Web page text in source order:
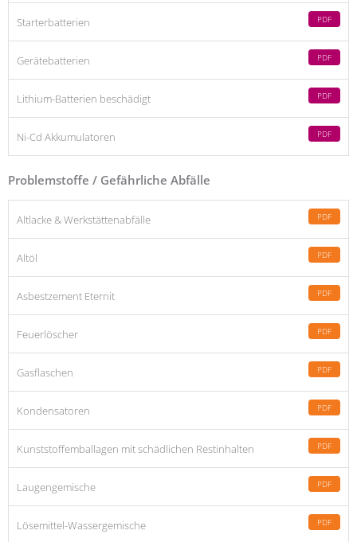
Starterbatterien PDF
Gerätebatterien PDF
Lithium-Batterien beschädigt PDF
Ni-Cd Akkumulatoren PDF
Problemstoffe / Gefährliche Abfälle
Altlacke & Werkstättenabfälle PDF
Altöl PDF
Asbestzement Eternit PDF
Feuerlöscher PDF
Gasflaschen PDF
Kondensatoren PDF
Kunststoffemballagen mit schädlichen Restinhalten PDF
Laugengemische PDF
Lösemittel-Wassergemische PDF